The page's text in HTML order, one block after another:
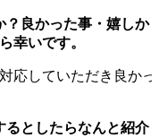
？良かった事・嬉しか
幸いです。
応していただき良かっ
るとしたらなんと紹介